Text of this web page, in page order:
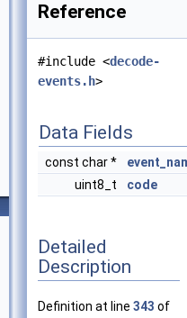
Reference
#include <decode-
events.h>
Data Fields
const char *
uint8_t
code
Detailed
Description
Definition at line 343 of